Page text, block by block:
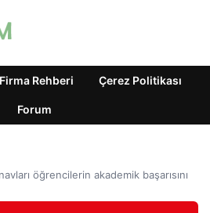
Firma Rehberi Çerez Politikası
Forum
öğrencilerin akademik başarısını